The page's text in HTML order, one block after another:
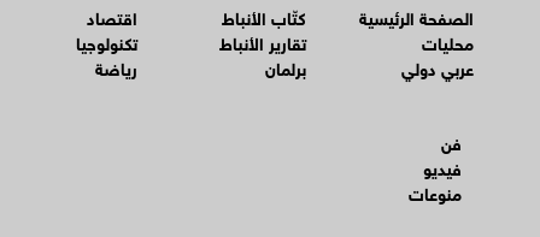
الصفحة الرئيسية
محليات
عربي دولي
كتّاب الأنباط
تقارير الأنباط
برلمان
اقتصاد
تكنولوجيا
رياضة
فن
فيديو
منوعات